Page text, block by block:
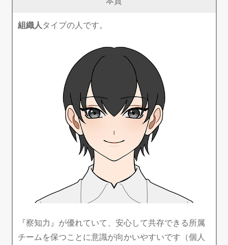
組織人 タイプの人です。
『察知力』が優れていて、安心して共存できる所属
チームを保つことに意識が向かいやすいです（個人